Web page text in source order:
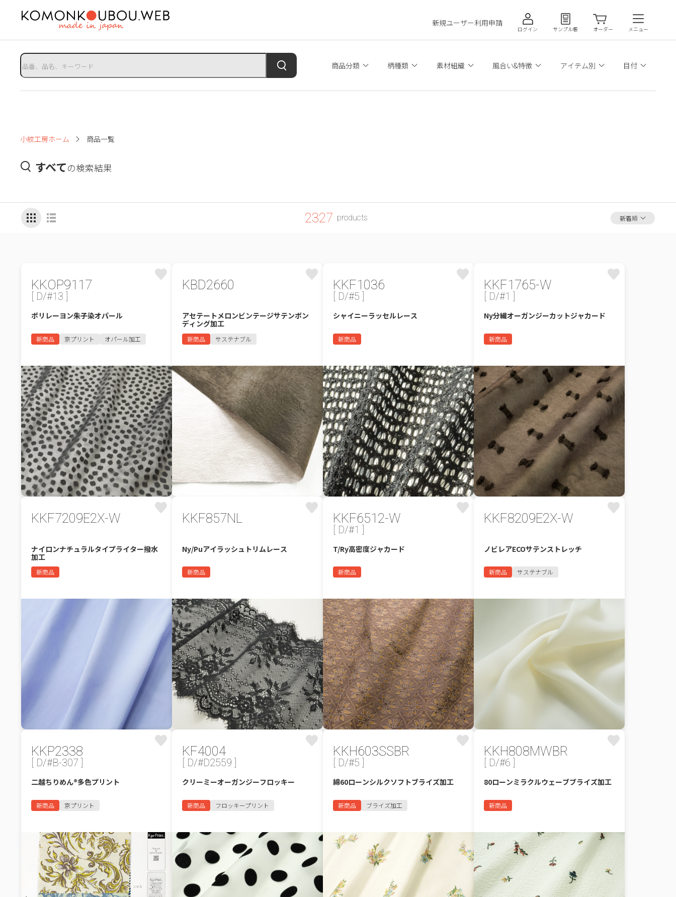
新規ユーザー利用申請
ログイン サンプル帳 オーダー メニュー
商品分類 柄種類 素材組織 風合い&特徴 アイテム別 目付
小紋工房ホーム 商品一覧
すべての検索結果
2327 products 新着順
KKOP9117
[ D/#13 ]
ポリレーヨン朱子染オパール
新商品 京プリント オパール加工
KBD2660
アセテートメロンビンテージサテンボン
ディング加工
新商品 サステナブル
KKF1036
[ D/#5 ]
シャイニーラッセルレース
新商品
KKF1765-W
[ D/#1 ]
Ny分繊オーガンジーカットジャカード
新商品
KKF7209E2X-W
ナイロンナチュラルタイプライター撥水
加工
新商品
KKF857NL
Ny/Puアイラッシュトリムレース
新商品
KKF6512-W
[ D/#1 ]
T/Ry高密度ジャカード
新商品
KKF8209E2X-W
ノビレアECOサテンストレッチ
新商品 サステナブル
KKP2338
[ D/#B-307 ]
二越ちりめん®多色プリント
新商品 京プリント
KF4004
[ D/#D2559 ]
クリーミーオーガンジーフロッキー
新商品 フロッキープリント
KKH603SSBR
[ D/#5 ]
綿60ローンシルクソフトブライズ加工
新商品 ブライズ加工
KKH808MWBR
[ D/#6 ]
80ローンミラクルウェーブブライズ加工
新商品